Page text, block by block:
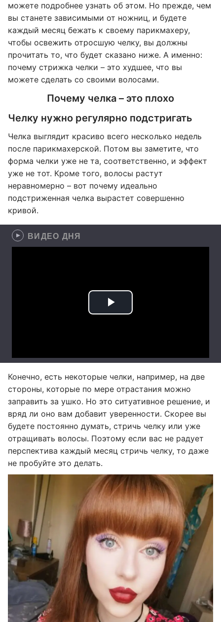
можете подробнее узнать об этом. Но прежде, чем
вы станете зависимыми от ножниц, и будете
каждый месяц бежать к своему парикмахеру,
чтобы освежить отросшую челку, вы должны
прочитать то, что будет сказано ниже. А именно:
почему стрижка челки – это худшее, что вы
можете сделать со своими волосами.
Почему челка – это плохо
Челку нужно регулярно подстригать
Челка выглядит красиво всего несколько недель
после парикмахерской. Потом вы заметите, что
форма челки уже не та, соответственно, и эффект
уже не тот. Кроме того, волосы растут
неравномерно – вот почему идеально
подстриженная челка вырастет совершенно
кривой.
ВИДЕО ДНЯ
Конечно, есть некоторые челки, например, на две
стороны, которые по мере отрастания можно
заправить за ушко. Но это ситуативное решение, и
вряд ли оно вам добавит уверенности. Скорее вы
будете постоянно думать, стричь челку или уже
отращивать волосы. Поэтому если вас не радует
перспектива каждый месяц стричь челку, то даже
не пробуйте это делать.